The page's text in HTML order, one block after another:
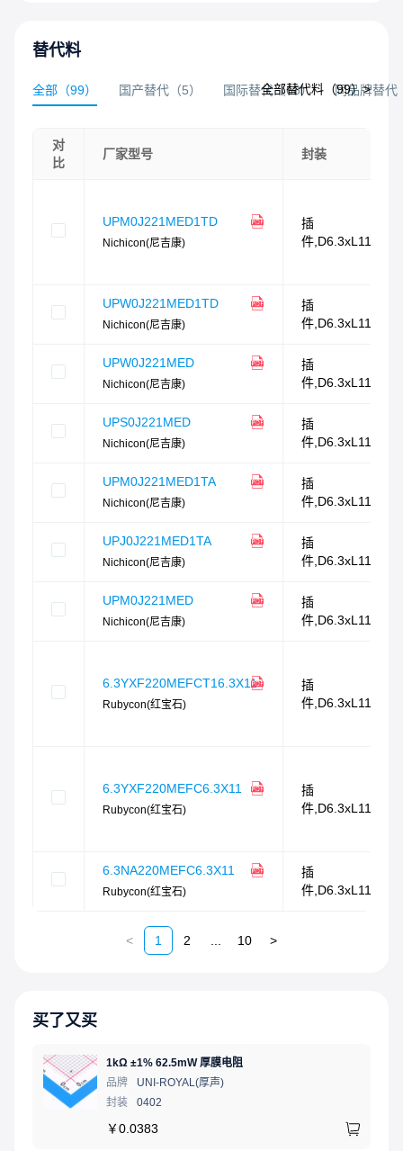
替代料
全部 （99） 国产替代 （5） 国际替代（68） 同品牌替代
全部替代料（99）>
对
比
厂家型号 封装
UPM0J221MED1TD
Nichicon(尼吉康)
插
件,D6.3xL11mm
UPW0J221MED1TD
Nichicon(尼吉康)
插
件,D6.3xL11mm
UPW0J221MED
Nichicon(尼吉康)
插
件,D6.3xL11mm
UPS0J221MED
Nichicon(尼吉康)
插
件,D6.3xL11mm
UPM0J221MED1TA
Nichicon(尼吉康)
插
件,D6.3xL11mm
UPJ0J221MED1TA
Nichicon(尼吉康)
插
件,D6.3xL11mm
UPM0J221MED
Nichicon(尼吉康)
插
件,D6.3xL11mm
6.3YXF220MEFCT16.3X11
Rubycon(红宝石)
插
件,D6.3xL11mm
6.3YXF220MEFC6.3X11
Rubycon(红宝石)
插
件,D6.3xL11mm
6.3NA220MEFC6.3X11
Rubycon(红宝石)
插
件,D6.3xL11mm
< 1 2 10 >
买了又买
1kΩ ±1% 62.5mW 厚膜电阻
品牌
UNI-ROYAL(厚声)
封装
0402
￥0.0383